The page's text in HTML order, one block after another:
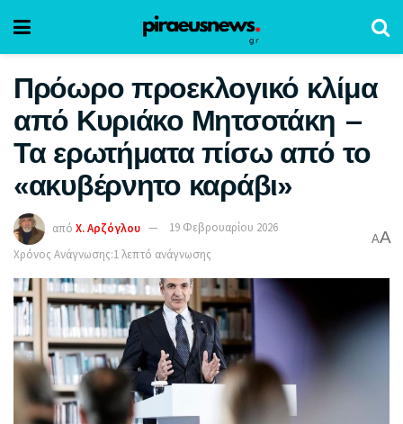
Πρόωρο προεκλογικό κλίμα
από Κυριάκο Μητσοτάκη –
Τα ερωτήματα πίσω από το
«ακυβέρνητο καράβι»
από Χ. Αρζόγλου
19 Φεβρουαρίου 2026
Χρόνος Ανάγνωσης:1 λεπτό ανάγνωσης
AA